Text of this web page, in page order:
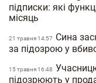
підписки: які
місяць
21 травня 14:57
Сина
за підозрою у
15 травня 16:48
підозрюють у